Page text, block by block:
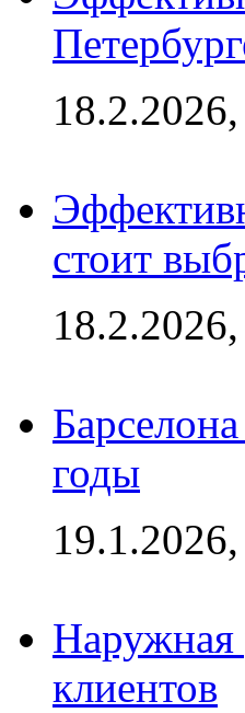
стоит
годы
Наружная
клиентов